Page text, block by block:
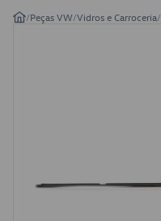
/Peças VW/Vidros e Carroceria/